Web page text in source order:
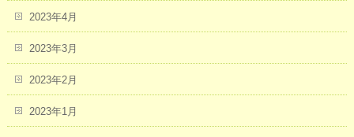
2023年4月
2023年3月
2023年2月
2023年1月